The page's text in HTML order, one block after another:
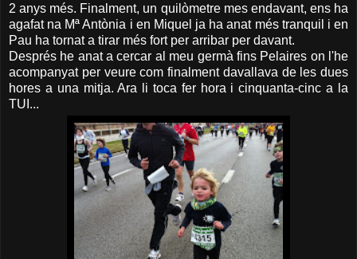
2 anys més. Finalment, un quilòmetre mes endavant, ens ha
agafat na Mª Antònia i en Miquel ja ha anat més tranquil i en
Pau ha tornat a tirar més fort per arribar per davant.
Després he anat a cercar al meu germà fins Pelaires on l'he
acompanyat per veure com finalment davallava de les dues
hores a una mitja. Ara li toca fer hora i cinquanta-cinc a la
TUI...